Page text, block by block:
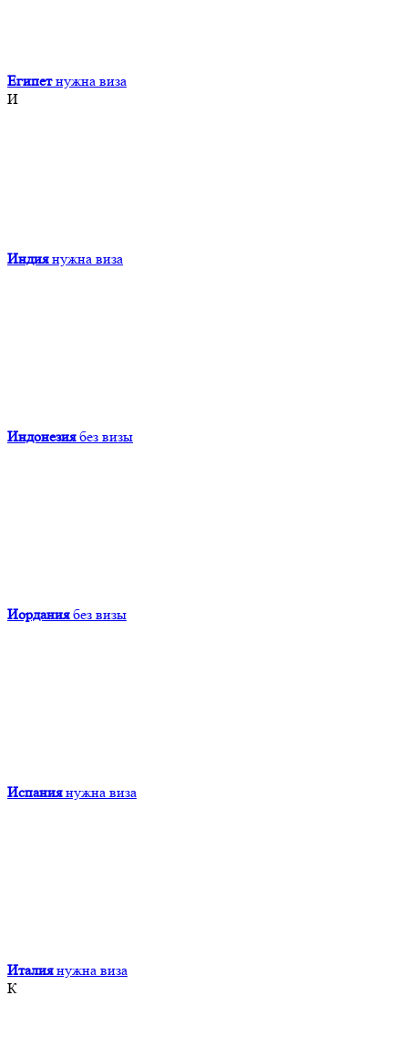
Египет нужна виза
И
Индия нужна виза
Индонезия без визы
Иордания без визы
Испания нужна виза
Италия нужна виза
К